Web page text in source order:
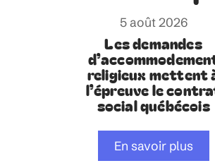
5 août 2026
Les demandes
religieux mettent
l’épreuve le
social québécois
En savoir plus